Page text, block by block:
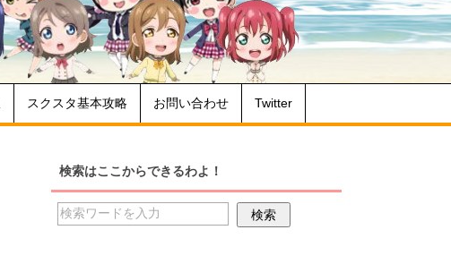
スクスタ基本攻略 お問い合わせ Twitter
検索はここからできるわよ！